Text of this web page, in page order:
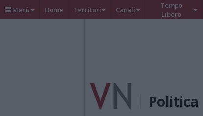
Menù Home Territori Canali
Tempo
Libero
Politica